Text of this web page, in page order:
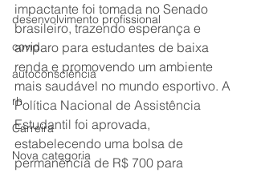
desenvolvimento profissional
covid
autoconsciência
rh
Carreira
Nova categoria
impactante foi tomada no Senado
brasileiro, trazendo esperança e
amparo para estudantes de baixa
renda e promovendo um ambiente
mais saudável no mundo esportivo. A
Política Nacional de Assistência
Estudantil foi aprovada,
estabelecendo uma bolsa de
permanência de R$ 700 para